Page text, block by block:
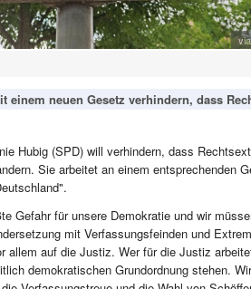
neuen Gesetz verhindern, dass
Hubig (SPD) will verhindern, dass
Sie arbeitet an einem entsprechenden
Gefahr für unsere Demokratie und wir
mit Verfassungsfeinden und
allem auf die Justiz. Wer für die Justiz
demokratischen Grundordnung stehen.